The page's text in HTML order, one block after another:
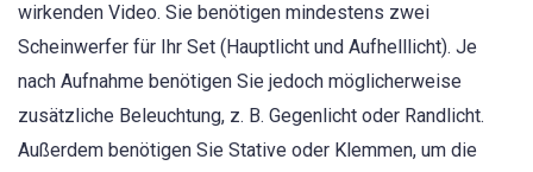
wirkenden Video. Sie benötigen mindestens zwei
Scheinwerfer für Ihr Set (Hauptlicht und Aufhelllicht). Je
nach Aufnahme benötigen Sie jedoch möglicherweise
zusätzliche Beleuchtung, z. B. Gegenlicht oder Randlicht.
Außerdem benötigen Sie Stative oder Klemmen, um die